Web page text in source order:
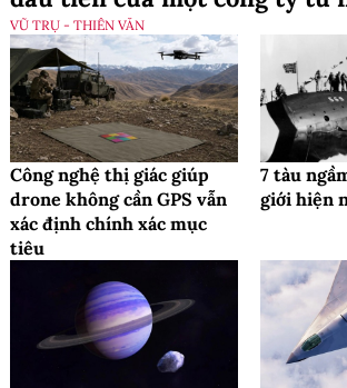
VŨ TRỤ - THIÊN VĂN
Công nghệ thị giác giúp
drone không cần GPS vẫn
xác định chính xác mục
tiêu
7 tàu
giới hiện